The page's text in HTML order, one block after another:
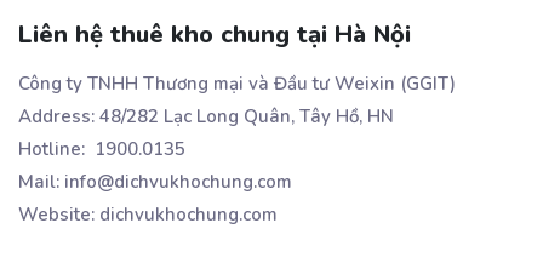
Liên hệ thuê kho chung tại Hà Nội
Công ty TNHH Thương mại và Đầu tư Weixin (GGIT)
Address: 48/282 Lạc Long Quân, Tây Hồ, HN
Hotline: 1900.0135
Mail: info@dichvukhochung.com
Website: dichvukhochung.com